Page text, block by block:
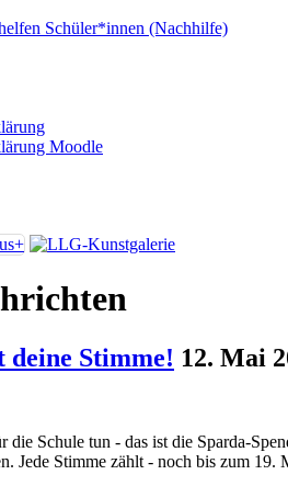
Schüler*innen (Nachhilfe)
Moodle
Stimme! 12. Mai
Schule tun - das ist die Sparda-
Jede Stimme zählt - noch bis zum 19.